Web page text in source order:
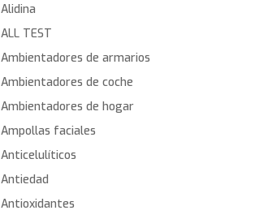
Alidina
ALL TEST
Ambientadores de armarios
Ambientadores de coche
Ambientadores de hogar
Ampollas faciales
Anticelulíticos
Antiedad
Antioxidantes